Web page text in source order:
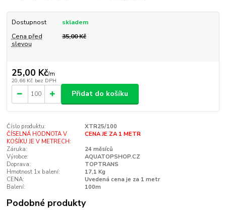
Dostupnost
skladem
Cena před
slevou
35,00 Kč
25,00 Kč/m
20,66 Kč bez DPH
Přidat do košíku
Číslo produktu:
XTR25/100
ČÍSELNÁ HODNOTA V
KOŠÍKU JE V METRECH:
CENA JE ZA 1 METR
Záruka:
24 měsíců
Výrobce:
AQUATOPSHOP.CZ
Doprava:
TOPTRANS
Hmotnost 1x balení:
17,1 Kg
CENA:
Uvedená cena je za 1 metr
Balení:
100m
Podobné produkty